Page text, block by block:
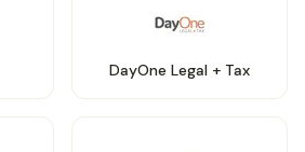
DayOne Legal + Tax